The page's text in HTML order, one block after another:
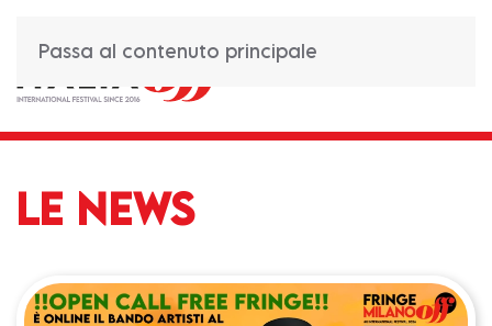
Passa al contenuto principale
LE NEWS